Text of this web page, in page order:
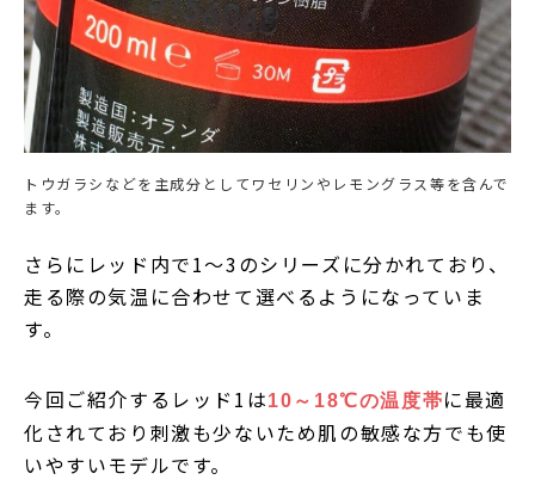
トウガラシなどを主成分としてワセリンやレモングラス等を含んで
ます。
さらにレッド内で1～3のシリーズに分かれており、
走る際の気温に合わせて選べるようになっていま
す。
今回ご紹介するレッド1は10～18℃の温度帯に最適
化されており刺激も少ないため肌の敏感な方でも使
いやすいモデルです。